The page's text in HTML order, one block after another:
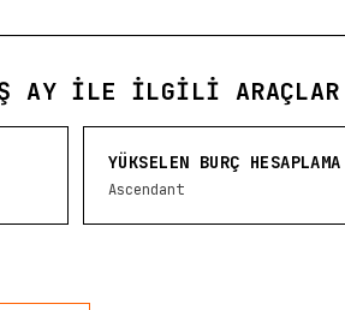
AY ILE İLGILI ARAÇLAR
YÜKSELEN BURÇ HESAPLAMA
Ascendant